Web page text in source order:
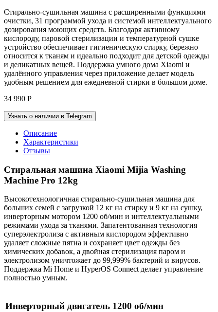
Стирально-сушильная машина с расширенными функциями
очистки, 31 программой ухода и системой интеллектуального
дозирования моющих средств. Благодаря активному
кислороду, паровой стерилизации и температурной сушке
устройство обеспечивает гигиеническую стирку, бережно
относится к тканям и идеально подходит для детской одежды
и деликатных вещей. Поддержка умного дома Xiaomi и
удалённого управления через приложение делает модель
удобным решением для ежедневной стирки в большом доме.
34 990 Р
Узнать о наличии в Telegram
Описание
Характеристики
Отзывы
Стиральная машина Xiaomi Mijia Washing
Machine Pro 12kg
Высокотехнологичная стирально-сушильная машина для
больших семей с загрузкой 12 кг на стирку и 9 кг на сушку,
инверторным мотором 1200 об/мин и интеллектуальными
режимами ухода за тканями. Запатентованная технология
суперэлектролиза с активным кислородом эффективно
удаляет сложные пятна и сохраняет цвет одежды без
химических добавок, а двойная стерилизация паром и
электролизом уничтожает до 99,999% бактерий и вирусов.
Поддержка Mi Home и HyperOS Connect делает управление
полностью умным.
Инверторный двигатель 1200 об/мин